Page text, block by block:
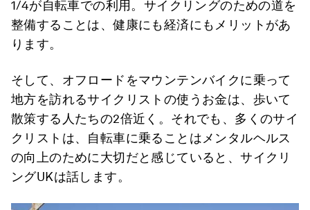
1/4が自転車での利用。サイクリングのための道を
整備することは、健康にも経済にもメリットがあ
ります。
そして、オフロードをマウンテンバイクに乗って
地方を訪れるサイクリストの使うお金は、歩いて
散策する人たちの2倍近く。それでも、多くのサイ
クリストは、自転車に乗ることはメンタルヘルス
の向上のために大切だと感じていると、サイクリ
ングUKは話します。